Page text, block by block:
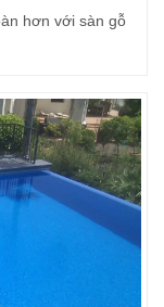
hơn với sàn gỗ